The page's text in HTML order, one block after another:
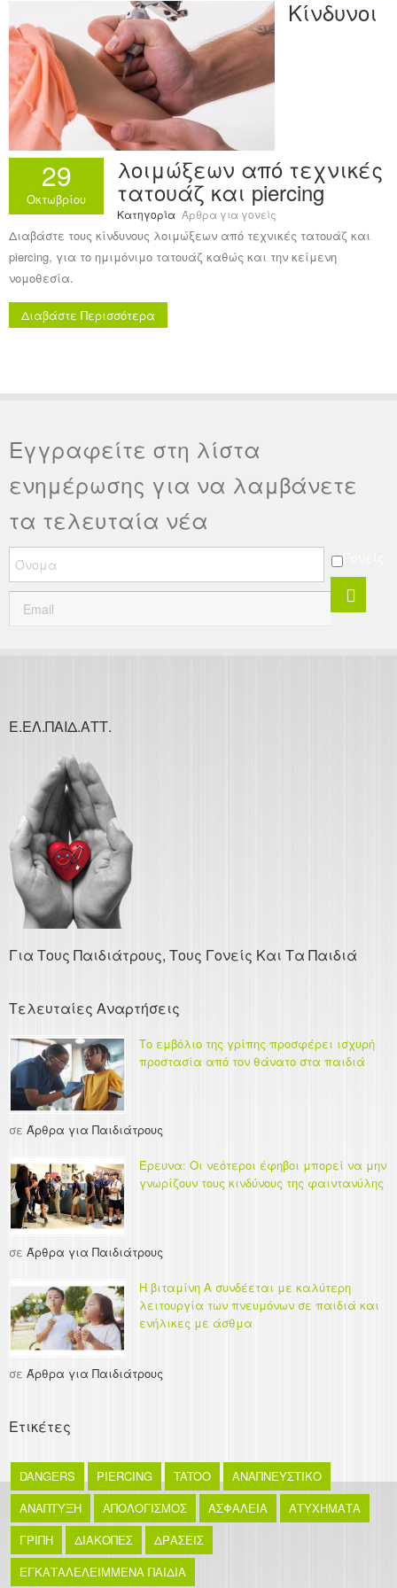
29
Οκτωβρίου
Κίνδυνοι
λοιμώξεων από τεχνικές
τατουάζ και piercing
Κατηγορία Άρθρα για γονείς
Διαβάστε τους κίνδυνους λοιμώξεων από τεχνικές τατουάζ και
piercing, για το ημιμόνιμο τατουάζ καθώς και την κείμενη
νομοθεσία.
Διαβάστε Περισσότερα
Εγγραφείτε στη λίστα
ενημέρωσης για να λαμβάνετε
τα τελευταία νέα
Γονείς
Ε.ΕΛ.ΠΑΙΔ.ΑΤΤ.
Για Τους Παιδιάτρους, Τους Γονείς Και Τα Παιδιά
Τελευταίες Αναρτήσεις
Το εμβόλιο της γρίπης προσφέρει ισχυρή
προστασία από τον θάνατο στα παιδιά
σε Άρθρα για Παιδιάτρους
Έρευνα: Οι νεότεροι έφηβοι μπορεί να μην
γνωρίζουν τους κινδύνους της φαιντανύλης
σε Άρθρα για Παιδιάτρους
Η βιταμίνη Α συνδέεται με καλύτερη
λειτουργία των πνευμόνων σε παιδιά και
ενήλικες με άσθμα
σε Άρθρα για Παιδιάτρους
Ετικέτες
DANGERS PIERCING TATOO
ΑΝΑΠΝΕΥΣΤΙΚΟ
ΑΝΑΠΤΥΞΗ
ΑΠΟΛΟΓΙΣΜΟΣ ΑΣΦΑΛΕΙΑ
ΑΤΥΧΗΜΑΤΑ
ΓΡΙΠΗ
ΔΙΑΚΟΠΕΣ
ΔΡΑΣΕΙΣ
ΕΓΚΑΤΑΛΕΛΕΙΜΜΕΝΑ ΠΑΙΔΙΑ
Ανακοινώσεις
Εργαλεία για Παιδιάτρους
Χρήσιμα Links
Επεξεργασία Προφίλ